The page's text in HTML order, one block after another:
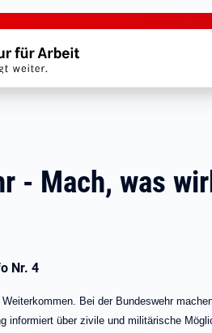
- Mach, was
Nr. 4
Weiterkommen. Bei der Bundeswehr
informiert über zivile und militärische